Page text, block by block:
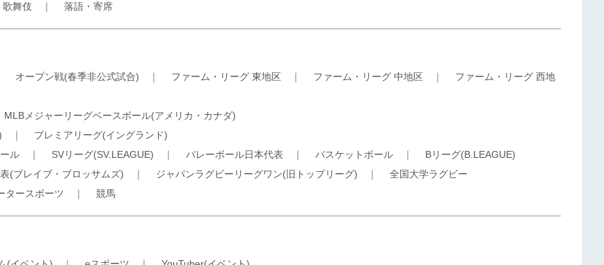
歌舞伎 ｜ 落語・寄席
オープン戦(春季非公式試合) ｜ ファーム・リーグ 東地区 ｜ ファーム・リーグ 中地区 ｜ ファーム・リーグ 西地
MLBメジャーリーグベースボール(アメリカ・カナダ)
｜ プレミアリーグ(イングランド)
ル ｜ SVリーグ(SV.LEAGUE) ｜ バレーボール日本代表 ｜ バスケットボール ｜ Bリーグ(B.LEAGUE)
(ブレイブ・ブロッサムズ) ｜ ジャパンラグビーリーグワン(旧トップリーグ) ｜ 全国大学ラグビー
タースポーツ ｜ 競馬